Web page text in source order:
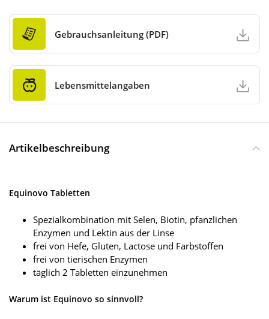
Gebrauchsanleitung (PDF)
Lebensmittelangaben
Artikelbeschreibung
Equinovo Tabletten
Spezialkombination mit Selen, Biotin, pfanzlichen
Enzymen und Lektin aus der Linse
frei von Hefe, Gluten, Lactose und Farbstoffen
frei von tierischen Enzymen
täglich 2 Tabletten einzunehmen
Warum ist Equinovo so sinnvoll?